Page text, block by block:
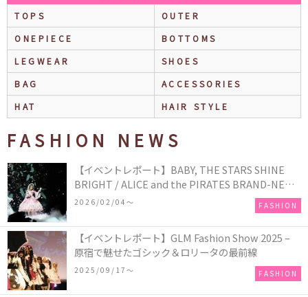
TOPS
OUTER
ONEPIECE
BOTTOMS
LEGWEAR
SHOES
BAG
ACCESSORIES
HAT
HAIR STYLE
FASHION NEWS
【イベントレポート】BABY, THE STARS SHINE
BRIGHT / ALICE and the PIRATES BRAND-NEW
COLLECTION in TOKYO
2026/02/04〜 FASHION
【イベントレポート】GLM Fashion Show 2025 –
原宿で魅せたゴシック＆ロリータの最前線
2025/09/17〜 FASHION